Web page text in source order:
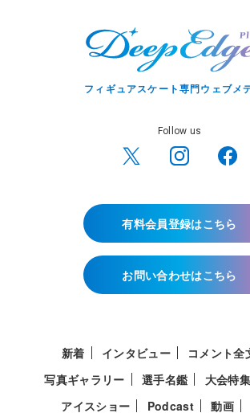
フィギュアスケート専門ウェブメ
Follow us
有料会員登録はこちら
お問い合わせはこちら
新着 インタビュー コメント全
写真ギャラリー
選手名鑑 大会特集
アイスショー
Podcast 動画